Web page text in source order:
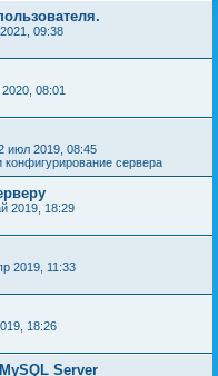
09:38
08:01
июл 2019, 08:45
сервера
2019, 18:29
2019, 11:33
18:26
Server